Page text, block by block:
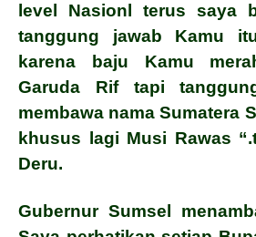
level Nasionl terus saya
tanggung jawab Kamu
karena baju Kamu
Garuda Rif tapi
membawa nama Sumatera
khusus lagi Musi Rawas
Deru.
Gubernur Sumsel